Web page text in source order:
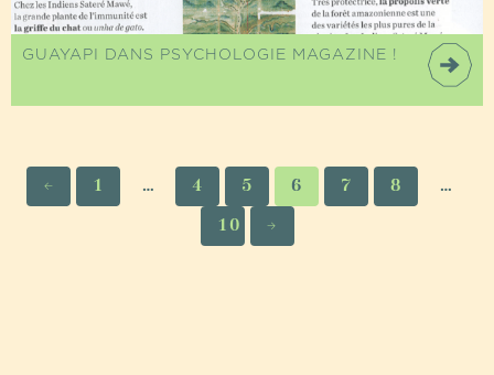
GUAYAPI DANS PSYCHOLOGIE MAGAZINE !
← 1 … 4 5 6 7 8 …
10 →